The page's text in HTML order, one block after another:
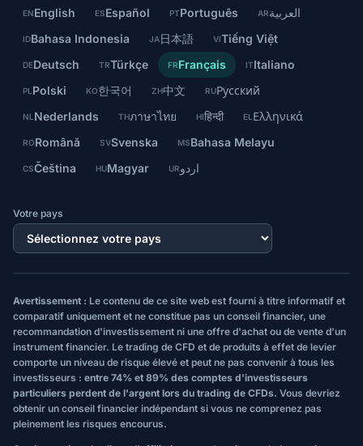
ENEnglish ESEspañol PTPortuguês ARالعربية
IDBahasa Indonesia JA日本語 VITiếng Việt
DEDeutsch TRTürkçe FRFrançais ITItaliano
PL Polski KO한국어 ZH中文 RUРусский
NL Nederlands THภาษาไทย HIहिन्दी EL Ελληνικά
RORomână SVSvenska MSBahasa Melayu
CSČeština HUMagyar URاردو
Votre pays
Avertissement : Le contenu de ce site web est fourni à titre informatif et
comparatif uniquement et ne constitue pas un conseil financier, une
recommandation d'investissement ni une offre d'achat ou de vente d'un
instrument financier. Le trading de CFD et de produits à effet de levier
comporte un niveau de risque élevé et peut ne pas convenir à tous les
investisseurs : entre 74% et 89% des comptes d'investisseurs
particuliers perdent de l'argent lors du trading de CFDs. Vous devriez
obtenir un conseil financier indépendant si vous ne comprenez pas
pleinement les risques encourus.